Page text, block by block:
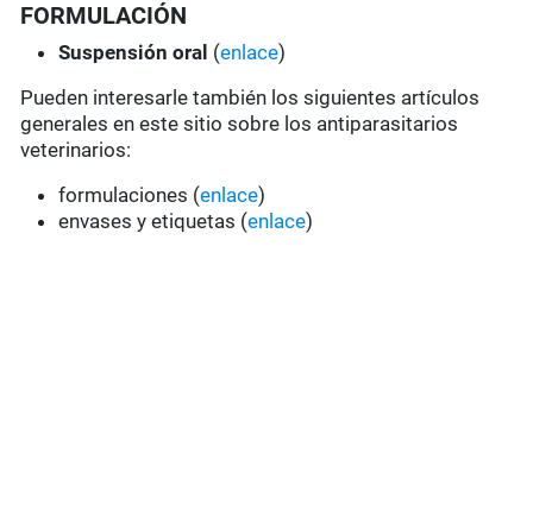
FORMULACIÓN
Suspensión oral (enlace)
Pueden interesarle también los siguientes artículos
generales en este sitio sobre los antiparasitarios
veterinarios:
formulaciones (enlace)
envases y etiquetas (enlace)